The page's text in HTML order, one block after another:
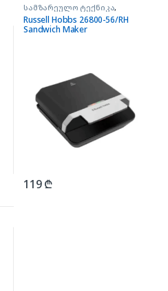
სამზარეულო ტექნიკა,
სენდვიჩის აპარატი
Russell Hobbs 26800-56/RH
Sandwich Maker
119₾